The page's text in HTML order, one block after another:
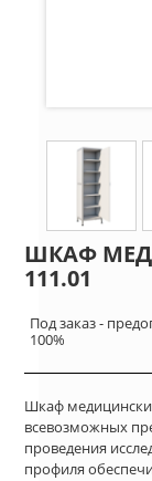
ШКАФ
111.01
Под заказ -
100%
Шкаф
всевозможных
проведения
профиля